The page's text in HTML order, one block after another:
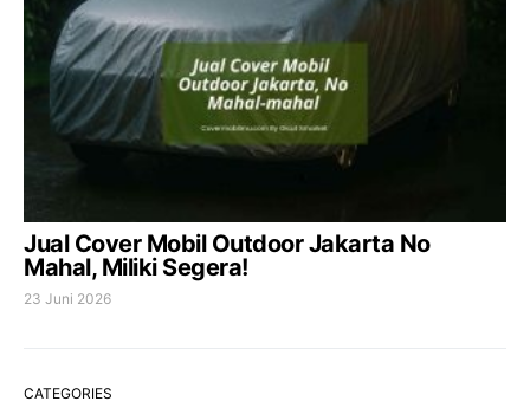
Jual Cover Mobil Outdoor Jakarta No
Mahal, Miliki Segera!
23 Juni 2026
CATEGORIES